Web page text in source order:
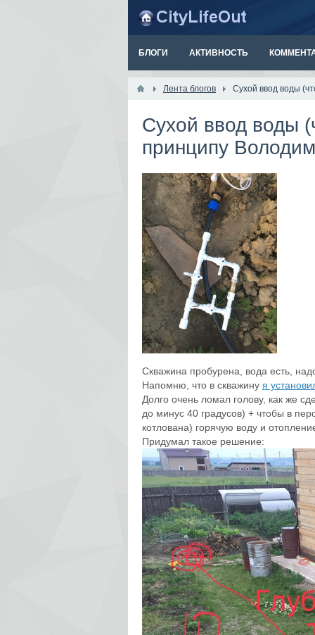
БЛОГИ АКТИВНОСТЬ
Лента блогов Сухой ввод воды
Сухой ввод воды
принципу
Скважина пробурена, вода есть,
Напомню, что в скважину я
Долго очень ломал голову, как же
до минус 40 градусов) + чтобы в
котлована) горячую воду и
Придумал такое решение: